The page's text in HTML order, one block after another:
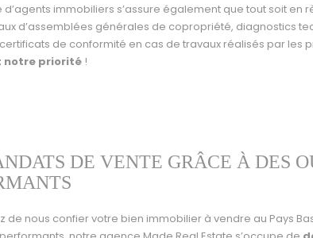
d’agents immobiliers s’assure également que tout soit en
d’assemblées générales de copropriété, diagnostics
de conformité en cas de travaux réalisés par les
notre priorité !
DE VENTE GRÂCE À DES
de nous confier votre bien immobilier à vendre au Pays